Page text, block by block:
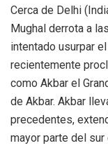
Cerca de Delhi
Mughal derrota a
intentado usurpar
recientemente
como Akbar el
de Akbar. Akbar
precedentes,
mayor parte del sur